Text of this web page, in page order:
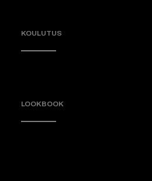
KOULUTUS
LOOKBOOK